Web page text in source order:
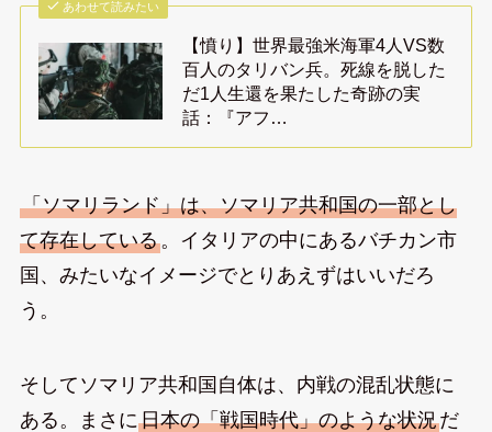
あわせて読みたい
【憤り】世界最強米海軍4人VS数
百人のタリバン兵。死線を脱した
だ1人生還を果たした奇跡の実
話：『アフ…
「ソマリランド」は、ソマリア共和国の一部とし
て存在している。イタリアの中にあるバチカン市
国、みたいなイメージでとりあえずはいいだろ
う。
そしてソマリア共和国自体は、内戦の混乱状態に
ある。まさに日本の「戦国時代」のような状況だ